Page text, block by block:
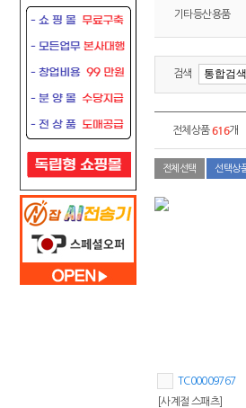
기타등산용품
검색
전체상품616개
전체선택 선택상
TC00009767
[사계절 스패츠]